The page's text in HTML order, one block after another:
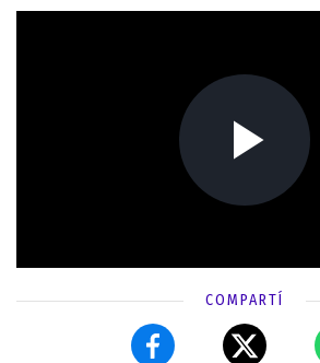
COMPARTÍ